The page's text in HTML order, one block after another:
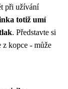
při užívání
totiž umí
. Představte si
z kopce - může